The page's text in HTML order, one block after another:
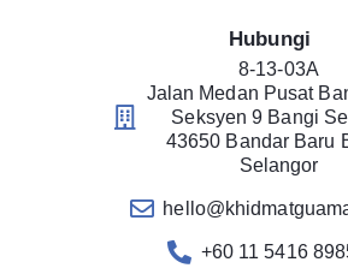
Hubungi
8-13-03A
Jalan Medan Pusat
Seksyen 9 Bangi
43650 Bandar Baru
Selangor
+60 11 5416